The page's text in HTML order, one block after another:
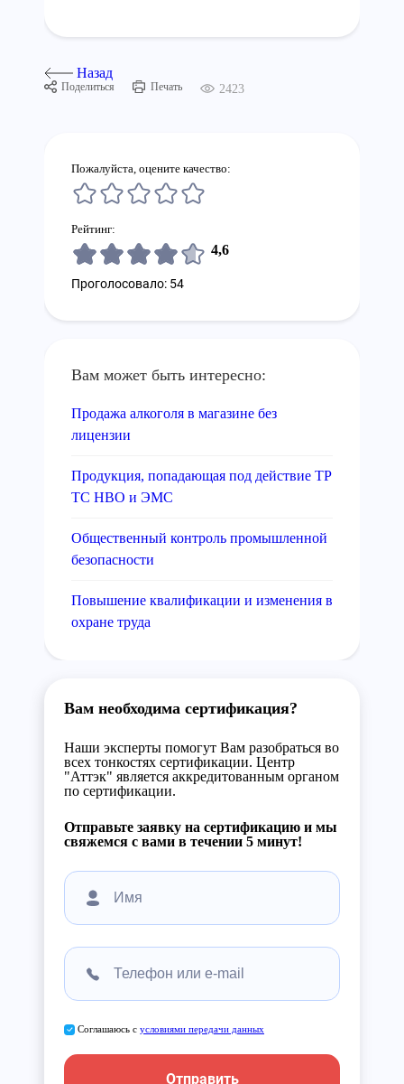
Назад
Поделиться Печать 2423
Пожалуйста, оцените качество:
Рейтинг:
4,6
Проголосовало: 54
Вам может быть интересно:
Продажа алкоголя в магазине без
лицензии
Продукция, попадающая под действие ТР
ТС НВО и ЭМС
Общественный контроль промышленной
безопасности
Повышение квалификации и изменения в
охране труда
Вам необходима сертификация?
Наши эксперты помогут Вам разобраться во
всех тонкостях сертификации. Центр
"Аттэк" является аккредитованным органом
по сертификации.
Отправьте заявку на сертификацию и мы
свяжемся с вами в течении 5 минут!
Соглашаюсь с условиями передачи данных
Отправить